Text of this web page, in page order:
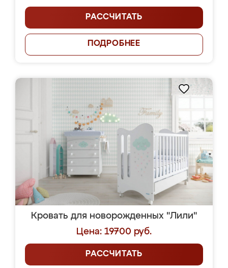
РАССЧИТАТЬ
ПОДРОБНЕЕ
Кровать для новорожденных "Лили"
Цена: 19700 руб.
РАССЧИТАТЬ